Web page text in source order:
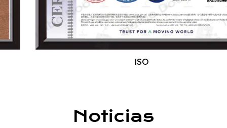
con nosotros. Nuestros productos se exportan a
Medio Oriente, Europa, el sudeste asiático, las
Américas y más allá.
Noticias